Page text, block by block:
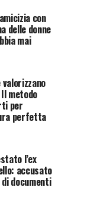
con
delle donne
mai
metodo
per
perfetta
l’ex
accusato
documenti